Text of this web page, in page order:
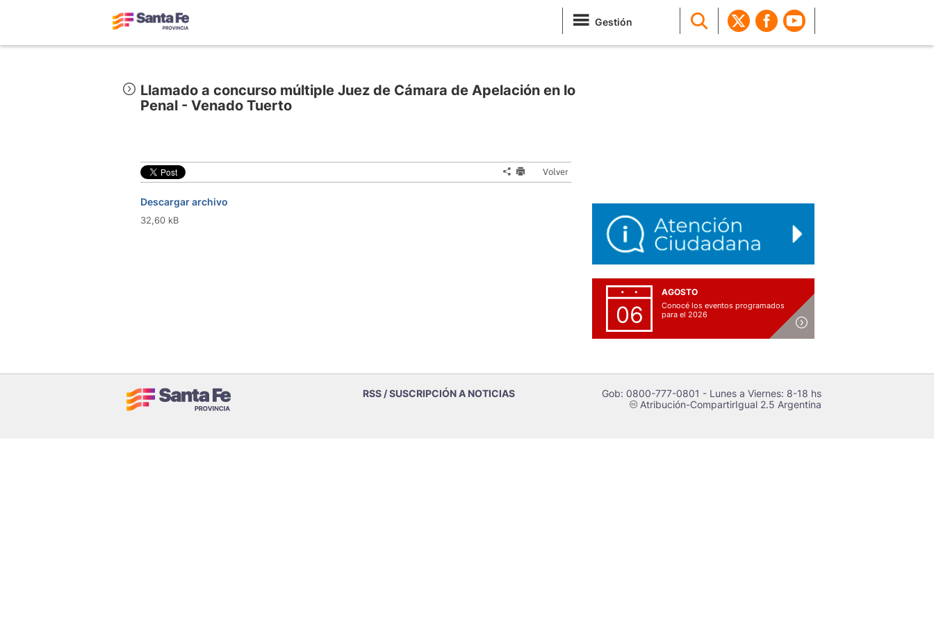
Gestión
Llamado a concurso múltiple Juez de Cámara de Apelación en lo
Penal - Venado Tuerto
Volver
Descargar archivo
32,60 kB
06
AGOSTO
Conocé los eventos programados
para el 2026
RSS / SUSCRIPCIÓN A NOTICIAS Gob: 0800-777-0801 - Lunes a Viernes: 8-18 hs
cAtribución-CompartirIgual 2.5 Argentina